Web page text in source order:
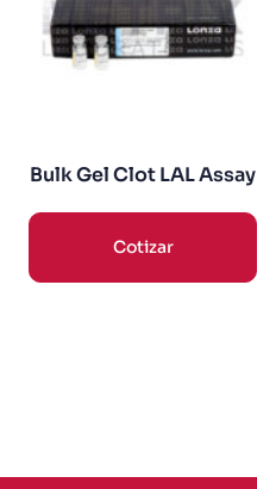
Bulk Gel Clot LAL Assay
Cotizar